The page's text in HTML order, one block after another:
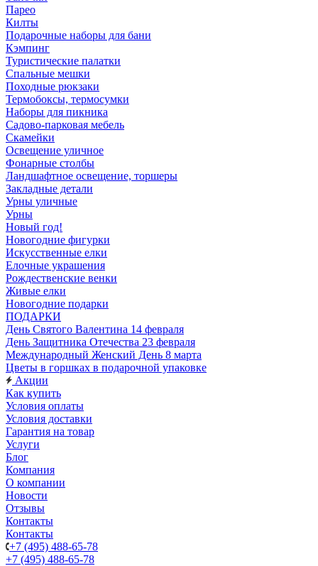
Парео
Килты
Подарочные наборы для бани
Кэмпинг
Туристические палатки
Спальные мешки
Походные рюкзаки
Термобоксы, термосумки
Наборы для пикника
Садово-парковая мебель
Скамейки
Освещение уличное
Фонарные столбы
Ландшафтное освещение, торшеры
Закладные детали
Урны уличные
Урны
Новый год!
Новогодние фигурки
Искусственные елки
Елочные украшения
Рождественские венки
Живые елки
Новогодние подарки
ПОДАРКИ
День Святого Валентина 14 февраля
День Защитника Отечества 23 февраля
Международный Женский День 8 марта
Цветы в горшках в подарочной упаковке
Акции
Как купить
Условия оплаты
Условия доставки
Гарантия на товар
Услуги
Блог
Компания
О компании
Новости
Отзывы
Контакты
Контакты
+7 (495) 488-65-78
+7 (495) 488-65-78